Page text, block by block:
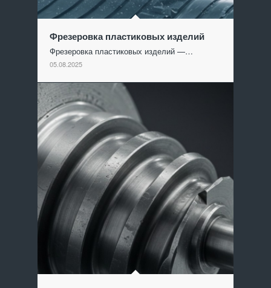
Фрезеровка пластиковых изделий
Фрезеровка пластиковых изделий —…
05.08.2025